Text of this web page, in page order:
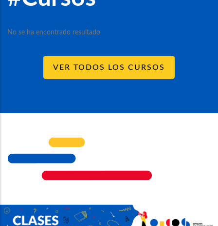
No se ha encontrado resultado
VER TODOS LOS CURSOS